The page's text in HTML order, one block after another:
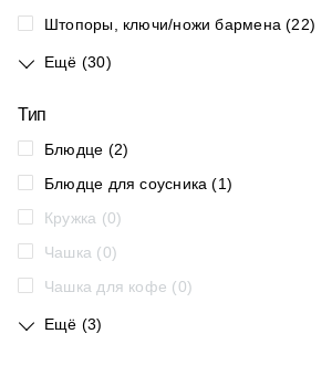
Штопоры, ключи/ножи бармена (22)
Ещё (30)
Тип
Блюдце (2)
Блюдце для соусника (1)
Кружка (0)
Чашка (0)
Чашка для кофе (0)
Ещё (3)